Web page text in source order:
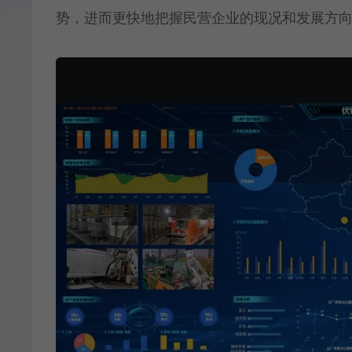
势，进而更快地把握民营企业的现况和发展方